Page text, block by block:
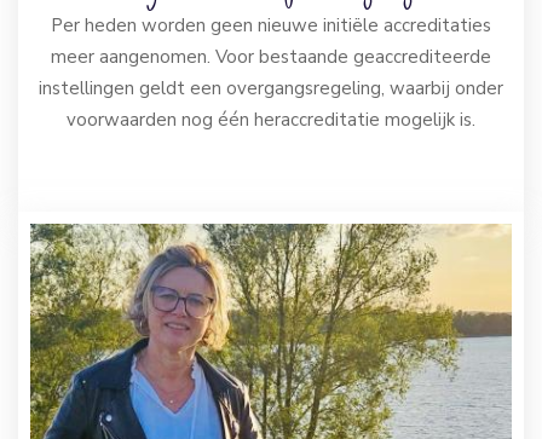
Per heden worden geen nieuwe initiële accreditaties
meer aangenomen. Voor bestaande geaccrediteerde
instellingen geldt een overgangsregeling, waarbij onder
voorwaarden nog één heraccreditatie mogelijk is.